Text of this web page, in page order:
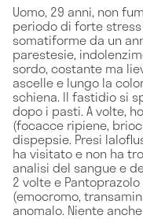
Uomo, 29 anni, non
periodo di forte
somatiforme da un
parestesie,
sordo, costante ma
ascelle e lungo la
schiena. Il fastidio si
dopo i pasti. A volte,
(focacce ripiene,
dispepsie. Presi
ha visitato e non ha
analisi del sangue e
2 volte e
(emocromo,
anomalo. Niente